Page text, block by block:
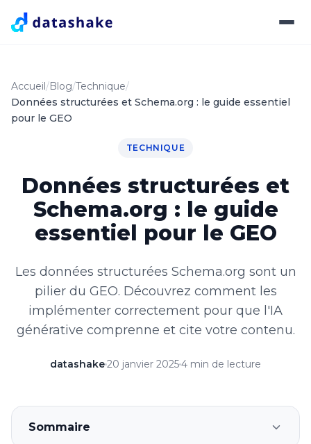
Accueil Blog Technique
Données structurées et Schema.org : le guide essentiel
pour le GEO
TECHNIQUE
Données structurées et
Schema.org : le guide
essentiel pour le GEO
Les données structurées Schema.org sont un
pilier du GEO. Découvrez comment les
implémenter correctement pour que l'IA
générative comprenne et cite votre contenu.
datashake20 janvier 20254 min de lecture
Sommaire